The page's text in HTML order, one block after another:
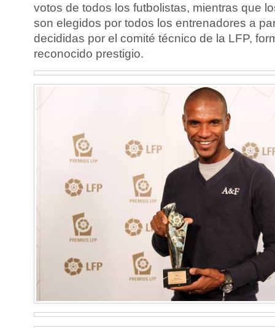
votos de todos los futbolistas, mientras que
son elegidos por todos los entrenadores a
decididas por el comité técnico de la LFP,
reconocido prestigio.